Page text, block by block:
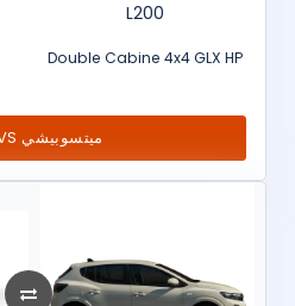
L200
Double Cabine 4x4 GLX HP
تويوتا VS ميتسوبيشي